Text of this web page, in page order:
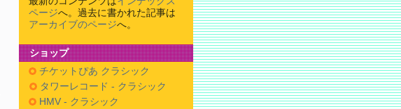
ページへ。過去に書かれた記事は
アーカイブのページへ。
ショップ
チケットぴあ クラシック
タワーレコード - クラシック
HMV - クラシック